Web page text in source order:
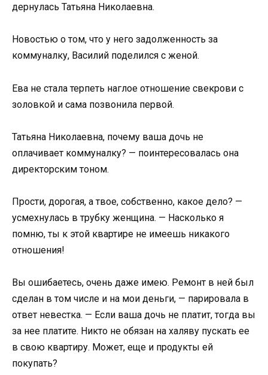
дернулась Татьяна Николаевна.
Новостью о том, что у него задолженность за
коммуналку, Василий поделился с женой.
Ева не стала терпеть наглое отношение свекрови с
золовкой и сама позвонила первой.
Татьяна Николаевна, почему ваша дочь не
оплачивает коммуналку? — поинтересовалась она
директорским тоном.
Прости, дорогая, а твое, собственно, какое дело? —
усмехнулась в трубку женщина. — Насколько я
помню, ты к этой квартире не имеешь никакого
отношения!
Вы ошибаетесь, очень даже имею. Ремонт в ней был
сделан в том числе и на мои деньги, — парировала в
ответ невестка. — Если ваша дочь не платит, тогда вы
за нее платите. Никто не обязан на халяву пускать ее
в свою квартиру. Может, еще и продукты ей
покупать?